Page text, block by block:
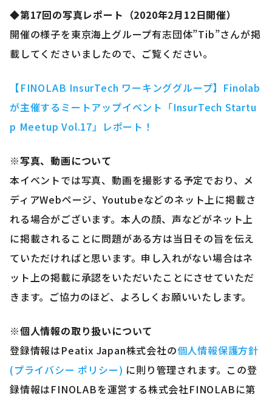
◆第17回の写真レポート（2020年2月12日開催）
開催の様子を東京海上グループ有志団体”Tib”さんが掲
載してくださいましたので、ご覧ください。
【FINOLAB InsurTech ワーキンググループ】Finolab
が主催するミートアップイベント「InsurTech Startu
p Meetup Vol.17」レポート！
※写真、動画について
本イベントでは写真、動画を撮影する予定でおり、メ
ディアWebページ、Youtubeなどのネット上に掲載さ
れる場合がございます。本人の顔、声などがネット上
に掲載されることに問題がある方は当日その旨を伝え
ていただければと思います。申し入れがない場合はネ
ット上の掲載に承認をいただいたことにさせていただ
きます。ご協力のほど、よろしくお願いいたします。
※個人情報の取り扱いについて
登録情報はPeatix Japan株式会社の個人情報保護方針
(プライバシー ポリシー) に則り管理されます。この登
録情報はFINOLABを運営する株式会社FINOLABに第